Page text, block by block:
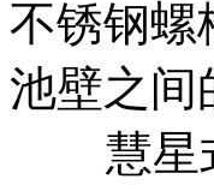
不锈钢螺
池壁之间
慧星式